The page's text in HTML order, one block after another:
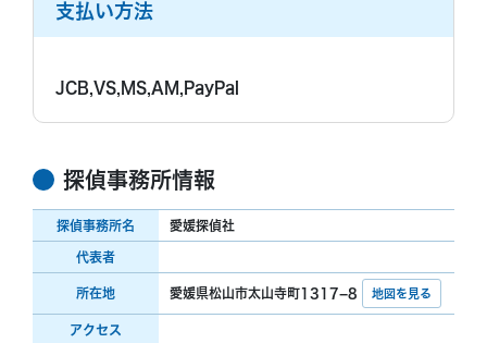
支払い方法
JCB,VS,MS,AM,PayPal
探偵事務所情報
探偵事務所名 愛媛探偵社
代表者
所在地 愛媛県松山市太山寺町1317−8 地図を見る
アクセス